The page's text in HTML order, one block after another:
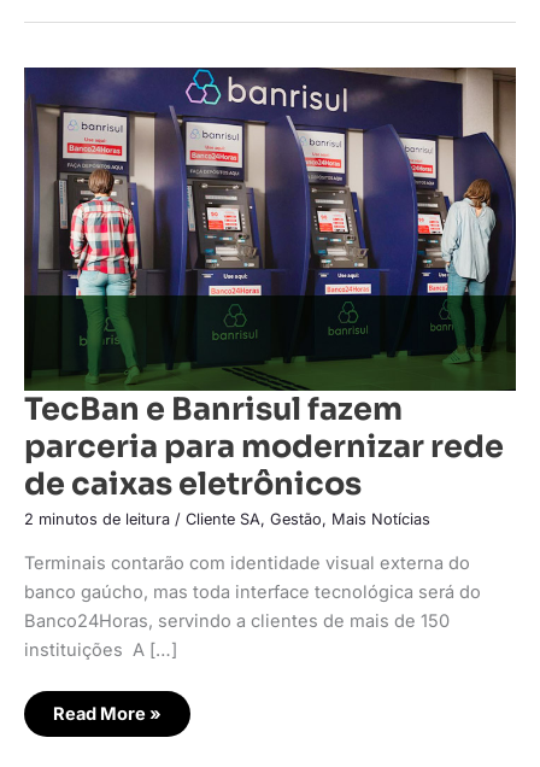
TecBan e Banrisul fazem
parceria para modernizar rede
de caixas eletrônicos
2 minutos de leitura / Cliente SA, Gestão, Mais Notícias
Terminais contarão com identidade visual externa do
banco gaúcho, mas toda interface tecnológica será do
Banco24Horas, servindo a clientes de mais de 150
instituições A […]
TecBan
Banrisul
fazem
parceria
para
modernizar
rede
de
caixas
eletrônicos
Read More »